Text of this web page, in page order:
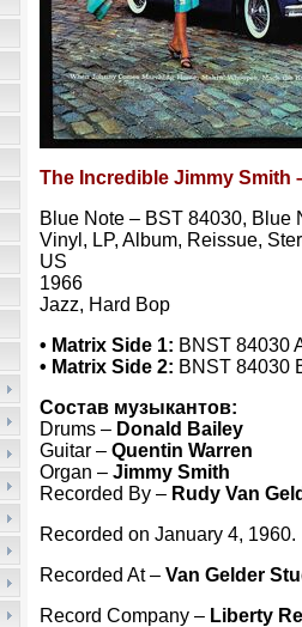
The Incredible Jimmy Smith
Blue Note – BST 84030, Blue
Vinyl, LP, Album, Reissue,
US
1966
Jazz, Hard Bop
• Matrix Side 1: BNST 84030
• Matrix Side 2: BNST 84030
Состав музыкантов:
Drums – Donald Bailey
Guitar –Quentin Warren
Organ –Jimmy Smith
Recorded By – Rudy Van
Recorded on January 4, 1960.
Recorded At –Van Gelder
Record Company – Liberty